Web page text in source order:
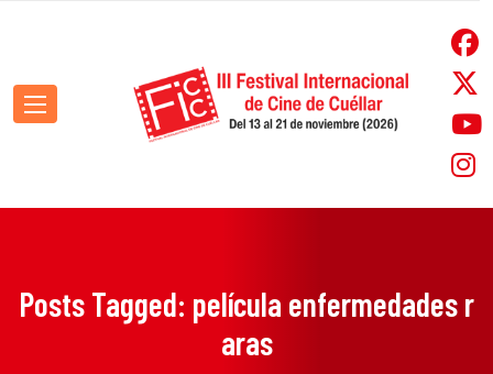
Posts Tagged: película enfermedades r
aras